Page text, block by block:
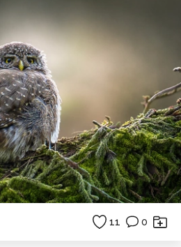
11 0